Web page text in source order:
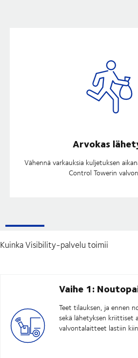
Arvokas
Vähennä varkauksia kuljetuksen
Control Towerin
Kuinka Visibility-palvelu toimii
Vaihe 1:
Teet tilauksen, ja ennen
sekä lähetyksen kriittiset
valvontalaitteet lastiin